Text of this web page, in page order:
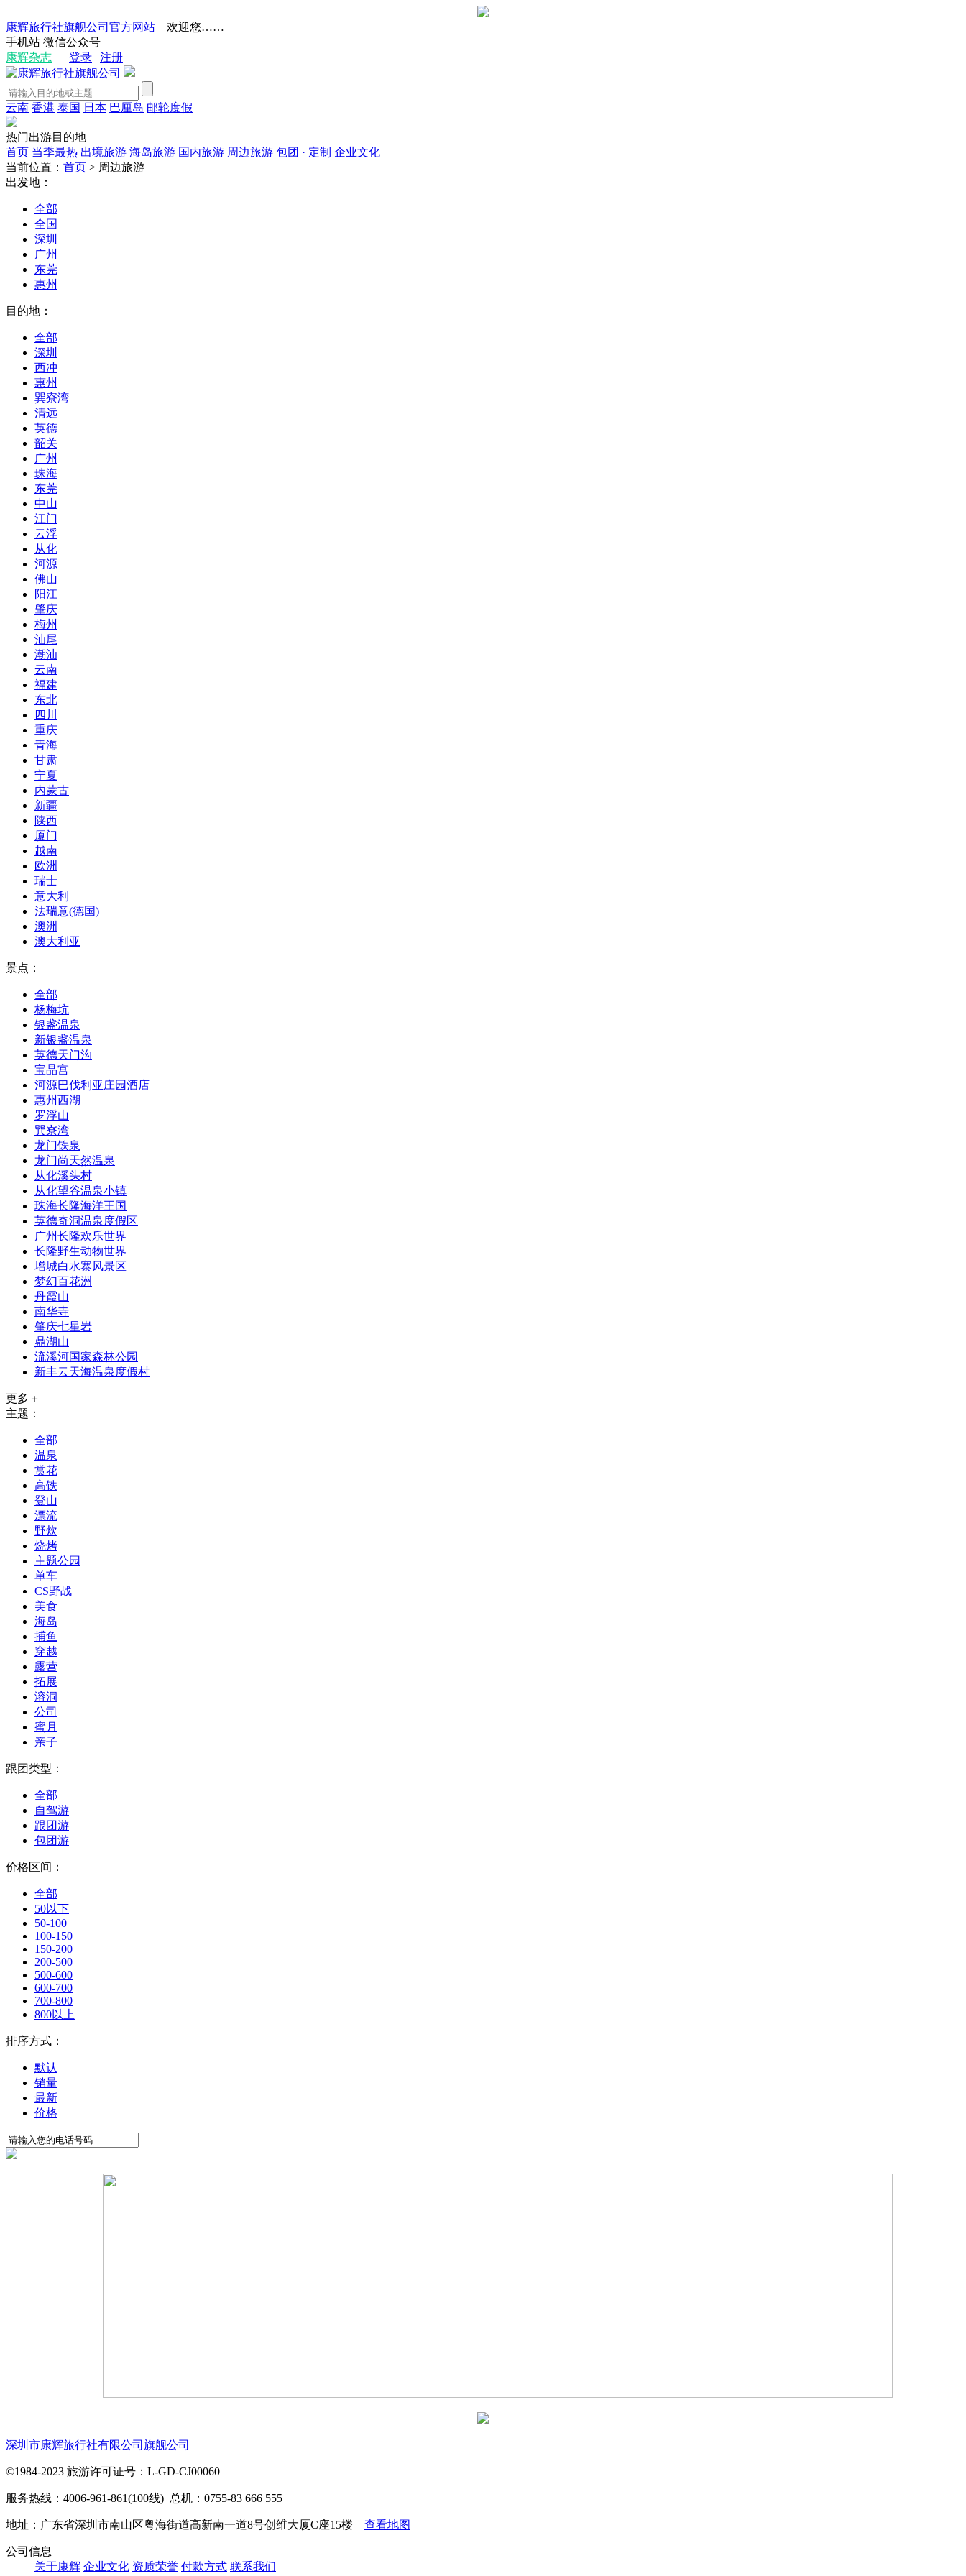
康辉旅行社旗舰公司官方网站 __欢迎您……
手机站 微信公众号
康辉杂志
登录 | 注册
云南 香港 泰国 日本 巴厘岛 邮轮度假
热门出游目的地
首页 当季最热 出境旅游 海岛旅游 国内旅游 周边旅游 包团 · 定制 企业文化
当前位置： 首页 > 周边旅游
出发地：
全部
全国
深圳
广州
东莞
惠州
目的地：
全部
深圳
西冲
惠州
巽寮湾
清远
英德
韶关
广州
珠海
东莞
中山
江门
云浮
从化
河源
佛山
阳江
肇庆
梅州
汕尾
潮汕
云南
福建
东北
四川
重庆
青海
甘肃
宁夏
内蒙古
新疆
陕西
厦门
越南
欧洲
瑞士
意大利
法瑞意(德国)
澳洲
澳大利亚
景点：
全部
杨梅坑
银盏温泉
新银盏温泉
英德天门沟
宝晶宫
河源巴伐利亚庄园酒店
惠州西湖
罗浮山
巽寮湾
龙门铁泉
龙门尚天然温泉
从化溪头村
从化望谷温泉小镇
珠海长隆海洋王国
英德奇洞温泉度假区
广州长隆欢乐世界
长隆野生动物世界
增城白水寨风景区
梦幻百花洲
丹霞山
南华寺
肇庆七星岩
鼎湖山
流溪河国家森林公园
新丰云天海温泉度假村
更多＋
主题：
全部
温泉
赏花
高铁
登山
漂流
野炊
烧烤
主题公园
单车
CS野战
美食
海岛
捕鱼
穿越
露营
拓展
溶洞
公司
蜜月
亲子
跟团类型：
全部
自驾游
跟团游
包团游
价格区间：
全部
50以下
50-100
100-150
150-200
200-500
500-600
600-700
700-800
800以上
排序方式：
默认
销量
最新
价格
深圳市康辉旅行社有限公司旗舰公司
©1984-2023 旅游许可证号：L-GD-CJ00060
服务热线：4006-961-861(100线) 总机：0755-83 666 555
地址：广东省深圳市南山区粤海街道高新南一道8号创维大厦C座15楼 查看地图
公司信息
关于康辉 企业文化 资质荣誉 付款方式 联系我们